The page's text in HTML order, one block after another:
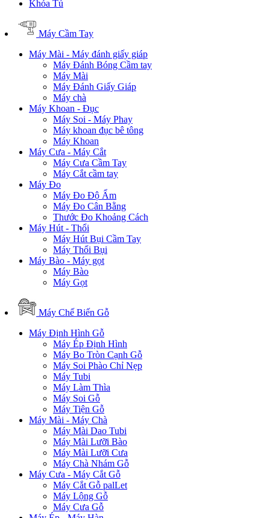
Khóa Tủ
Máy Cầm Tay
Máy Mài - Máy đánh giấy giáp
Máy Đánh Bóng Cầm tay
Máy Mài
Máy Đánh Giấy Giáp
Máy chà
Máy Khoan - Đục
Máy Soi - Máy Phay
Máy khoan đục bê tông
Máy Khoan
Máy Cưa - Máy Cắt
Máy Cưa Cầm Tay
Máy Cắt cầm tay
Máy Đo
Máy Đo Độ Ẩm
Máy Đo Cân Bằng
Thước Đo Khoảng Cách
Máy Hút - Thổi
Máy Hút Bụi Cầm Tay
Máy Thổi Bụi
Máy Bào - Máy gọt
Máy Bào
Máy Gọt
Máy Chế Biến Gỗ
Máy Định Hình Gỗ
Máy Ép Định Hình
Máy Bo Tròn Cạnh Gỗ
Máy Soi Phào Chỉ Nẹp
Máy Tubi
Máy Làm Thìa
Máy Soi Gỗ
Máy Tiện Gỗ
Máy Mài - Máy Chà
Máy Mài Dao Tubi
Máy Mài Lưỡi Bào
Máy Mài Lưỡi Cưa
Máy Chà Nhám Gỗ
Máy Cưa - Máy Cắt Gỗ
Máy Cắt Gỗ palLet
Máy Lộng Gỗ
Máy Cưa Gỗ